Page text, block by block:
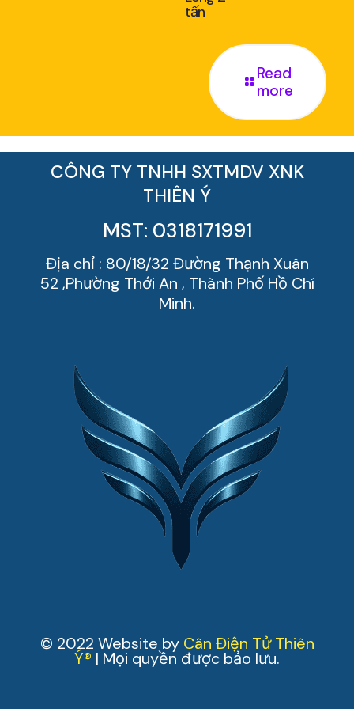
tấn
Read
more
CÔNG TY TNHH SXTMDV XNK
THIÊN Ý
MST: 0318171991
Địa chỉ : 80/18/32 Đường Thạnh Xuân
52 ,Phường Thới An , Thành Phố Hồ Chí
Minh.
© 2022 Website by Cân Điện Tử Thiên
Ý® | Mọi quyền được bảo lưu.